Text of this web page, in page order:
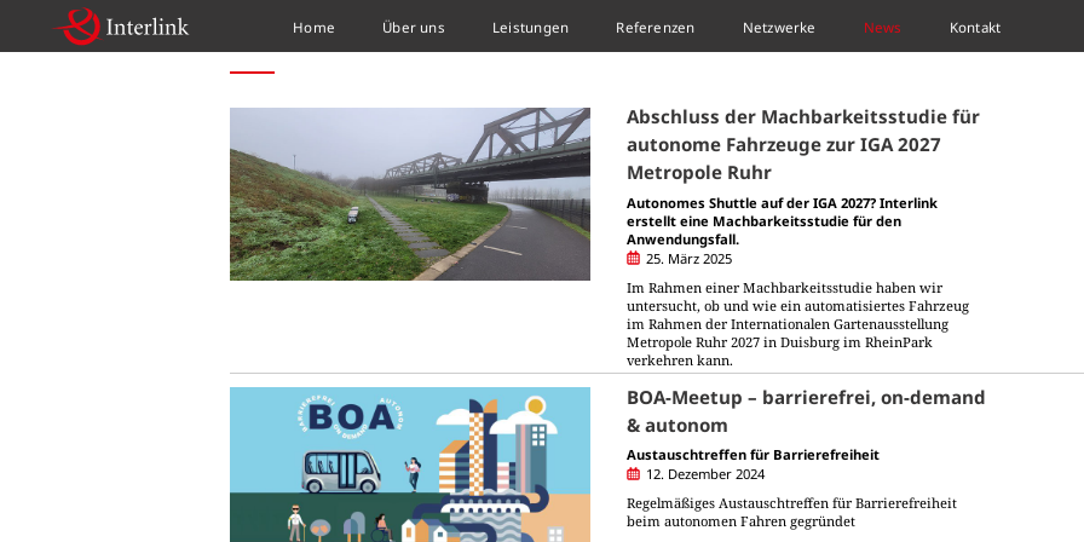
Home Über uns Leistungen Referenzen Netzwerke News Kontakt
NEWS
Abschluss der Machbarkeitsstudie für
autonome Fahrzeuge zur IGA 2027
Metropole Ruhr
25. März 2025
Autonomes Shuttle auf der IGA 2027? Interlink
erstellt eine Machbarkeitsstudie für den
Anwendungsfall.
Im Rahmen einer Machbarkeitsstudie haben wir
untersucht, ob und wie ein automatisiertes Fahrzeug
im Rahmen der Internationalen Gartenausstellung
Metropole Ruhr 2027 in Duisburg im RheinPark
verkehren kann.
BOA-Meetup – barrierefrei, on-demand
& autonom
12. Dezember 2024
Austauschtreffen für Barrierefreiheit
Regelmäßiges Austauschtreffen für Barrierefreiheit
beim autonomen Fahren gegründet